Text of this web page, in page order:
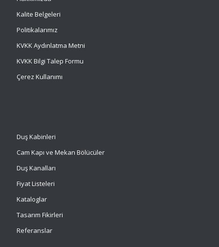
Kalite Belgeleri
Politikalarımız
KVKK Aydınlatma Metni
KVKK Bilgi Talep Formu
Çerez Kullanımı
Duş Kabinleri
Cam Kapı ve Mekan Bölücüler
Duş Kanalları
Fiyat Listeleri
Kataloglar
Tasarım Fikirleri
Referanslar